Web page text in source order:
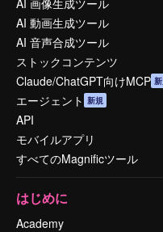
AI 画像生成ツール
AI 動画生成ツール
AI 音声合成ツール
ストックコンテンツ
Claude/ChatGPT向けMCP
エージェント 新規
API
モバイルアプリ
すべてのMagnificツール
はじめに
Academy